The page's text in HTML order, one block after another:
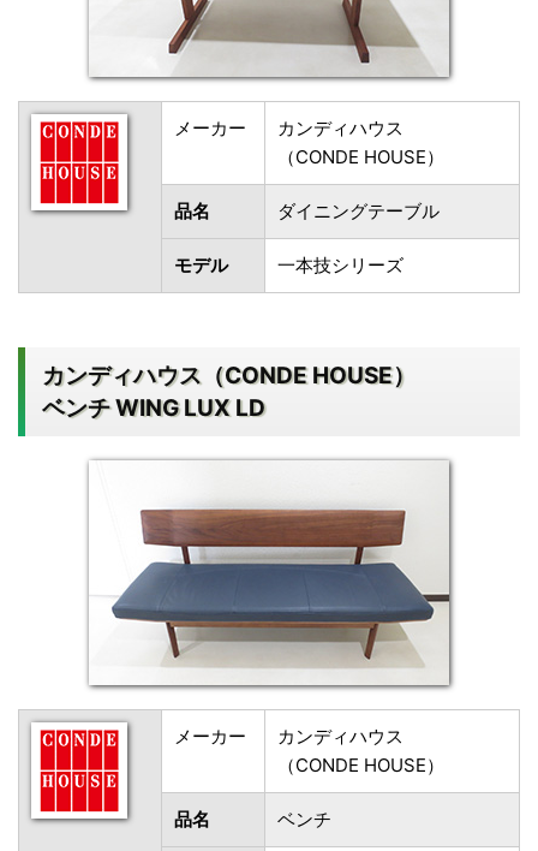
メーカー
カンディハウス
（CONDE HOUSE）
品名 ダイニングテーブル
モデル 一本技シリーズ
カンディハウス（CONDE HOUSE）
ベンチ WING LUX LD
メーカー
カンディハウス
（CONDE HOUSE）
品名 ベンチ